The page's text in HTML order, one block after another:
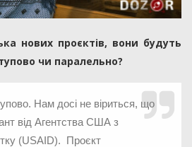
нових проєктів, вони будуть
чи паралельно?
Нам досі не віриться, що
від Агентства США з
(USAID). Проєкт